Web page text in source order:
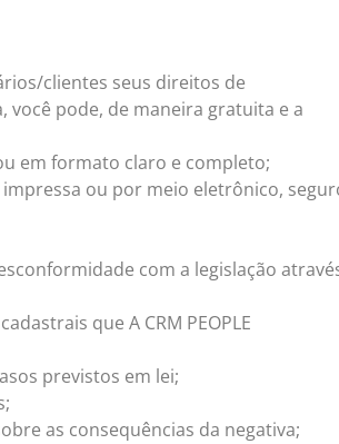
clientes seus direitos de
você pode, de maneira gratuita e a
em formato claro e completo;
ou por meio eletrônico,
com a legislação
que A CRM PEOPLE
previstos em lei;
as consequências da negativa;